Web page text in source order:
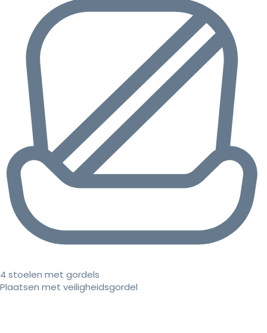
4 stoelen met gordels
Plaatsen met veiligheidsgordel